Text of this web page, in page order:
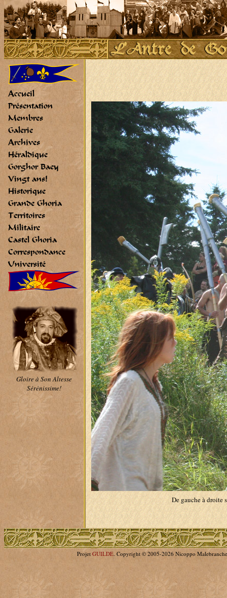
Accueil
Présentation
Membres
Galerie
Archives
Héraldique
Gorghor Baey
Vingt ans!
Historique
Grande Ghoria
Territoires
Militaire
Castel Ghoria
Correspondance
Université
Gloire à Son Altesse
Sérénissime!
De gauche à droite
Projet GUILDE. Copyright © 2005-2026 Nicoppo Malebranche